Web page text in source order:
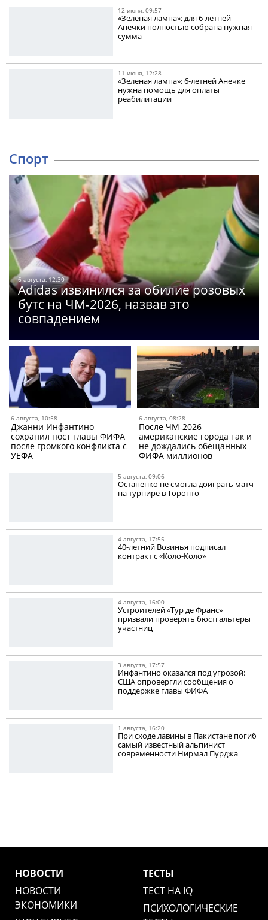
12 июня, 09:57
«Зеленая лампа»: для 6-летней
Анечки полностью собрана нужная
сумма
11 июня, 12:28
«Зеленая лампа»: 6-летней Анечке
нужна помощь для оплаты
реабилитации
Спорт
6 августа, 12:30
Adidas извинился за обилие розовых
бутс на ЧМ-2026, назвав это
совпадением
6 августа, 10:58
Джанни Инфантино
сохранил пост главы ФИФА
после громкого конфликта с
УЕФА
6 августа, 08:28
После ЧМ-2026
американские города так и
не дождались обещанных
ФИФА миллионов
5 августа, 09:06
Остапенко не смогла доиграть матч
на турнире в Торонто
4 августа, 17:55
40-летний Возинья подписал
контракт с «Коло-Коло»
4 августа, 16:00
Устроителей «Тур де Франс»
призвали проверять бюстгальтеры
участниц
3 августа, 17:57
Инфантино оказался под угрозой:
США опровергли сообщения о
поддержке главы ФИФА
1 августа, 16:20
При сходе лавины в Пакистане погиб
самый известный альпинист
современности Нирмал Пурджа
НОВОСТИ
НОВОСТИ
ЭКОНОМИКИ
ТЕСТЫ
ТЕСТ НА IQ
ПСИХОЛОГИЧЕСКИЕ